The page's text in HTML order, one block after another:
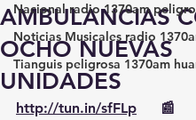
Nacional radio 1370am
Noticias Musicales radio
Tianguis peligrosa 1370am
AMBULANCIAS
OCHO NUEVAS
UNIDADES
http://tun.in/sfFLp